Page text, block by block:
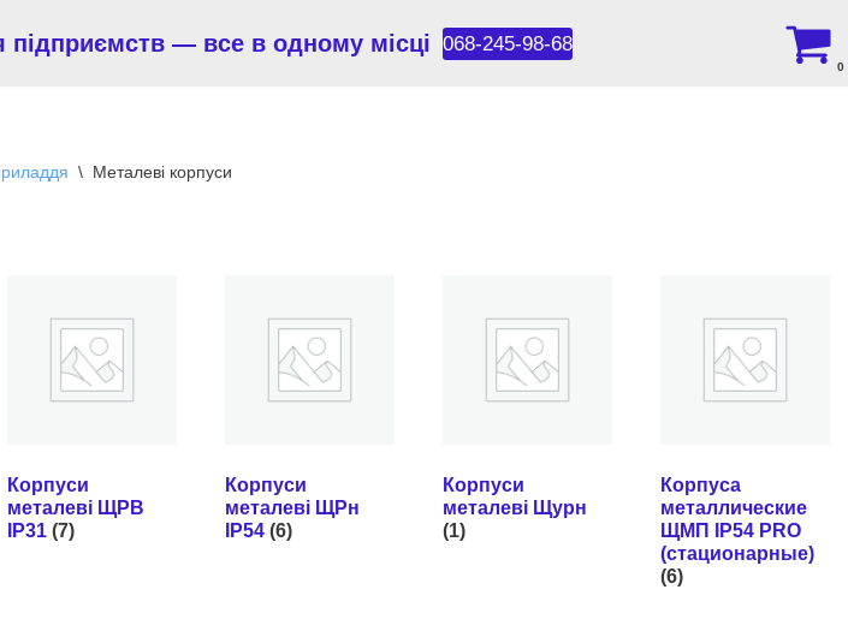
підприємств — все в одному місці 068-245-98-68
0
\ Металеві корпуси
Корпуси
металеві ЩРВ
IP31(7)
Корпуси
металеві ЩРн
IP54(6)
Корпуси
металеві Щурн
(1)
Корпуса
металлические
ЩМП IP54 PRO
(стационарные)
(6)